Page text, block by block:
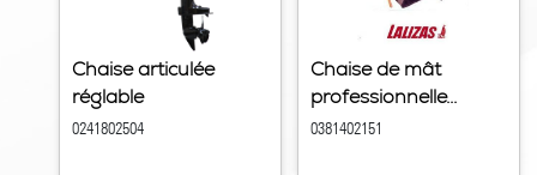
Chaise articulée
réglable
0241802504
Chaise de mât
professionnelle...
0381402151